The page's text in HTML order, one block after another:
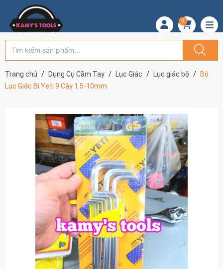
0
Trang chủ Dụng Cụ Cầm Tay Lục Giác Lục giác bộ
Bộ
Lục Giác Bi Yeti 9 Cây 1.5-10mm